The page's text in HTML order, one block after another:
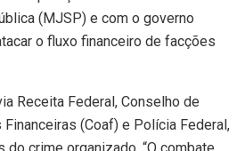
(MJSP) e com o governo
o fluxo financeiro de facções
Receita Federal, Conselho de
(Coaf) e Polícia Federal,
crime organizado. “O combate